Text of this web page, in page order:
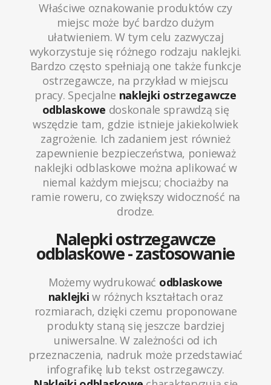
Właściwe oznakowanie produktów czy
miejsc może być bardzo dużym
ułatwieniem. W tym celu zazwyczaj
wykorzystuje się różnego rodzaju naklejki.
Bardzo często spełniają one także funkcje
ostrzegawcze, na przykład w miejscu
pracy. Specjalne naklejki ostrzegawcze
odblaskowe doskonale sprawdzą się
wszędzie tam, gdzie istnieje jakiekolwiek
zagrożenie. Ich zadaniem jest również
zapewnienie bezpieczeństwa, ponieważ
naklejki odblaskowe można aplikować w
niemal każdym miejscu; chociażby na
ramie roweru, co zwiększy widoczność na
drodze.
Nalepki ostrzegawcze
odblaskowe - zastosowanie
Możemy wydrukować odblaskowe
naklejkiw różnych kształtach oraz
rozmiarach, dzięki czemu proponowane
produkty staną się jeszcze bardziej
uniwersalne. W zależności od ich
przeznaczenia, nadruk może przedstawiać
infografikę lub tekst ostrzegawczy.